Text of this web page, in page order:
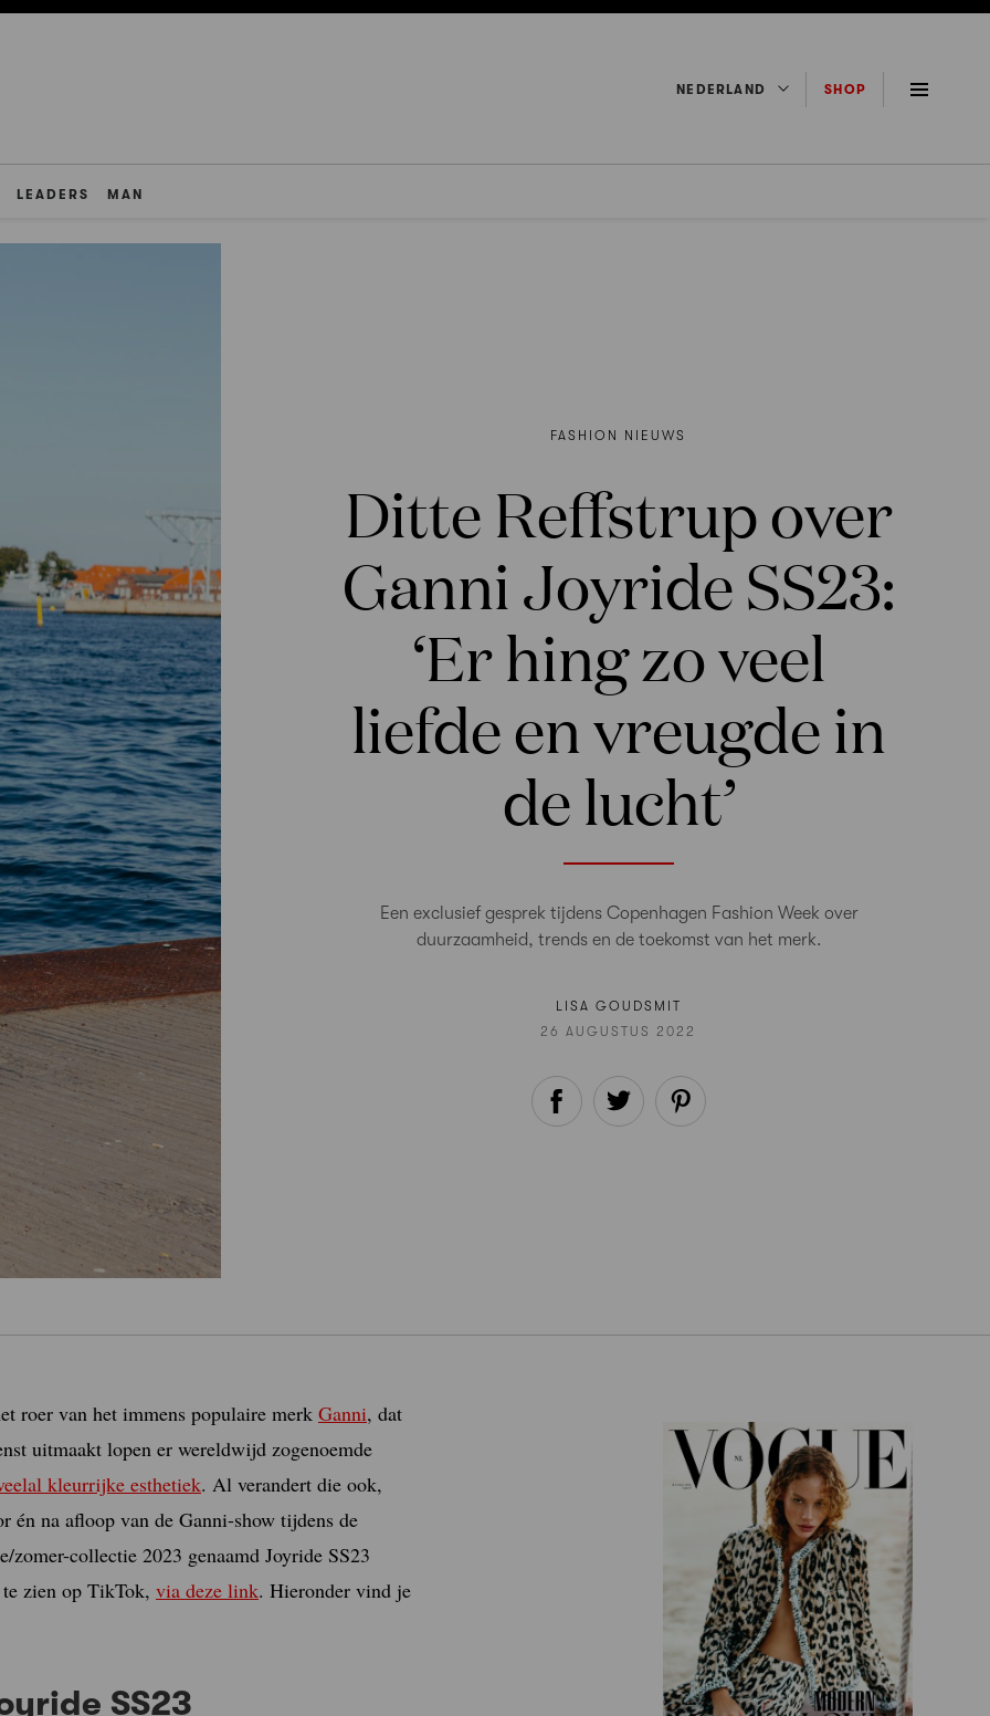
NEDERLAND SHOP
LEADERS MAN
FASHION NIEUWS
Ditte Reffstrup over
Ganni Joyride SS23:
‘Er hing zo veel
liefde en vreugde in
de lucht’
Een exclusief gesprek tijdens Copenhagen Fashion Week over
duurzaamheid, trends en de toekomst van het merk.
LISA GOUDSMIT
26 AUGUSTUS 2022
roer van het immens populaire merk Ganni, dat
uitmaakt lopen er wereldwijd zogenoemde
kleurrijke esthetiek. Al verandert die ook,
én na afloop van de Ganni-show tijdens de
zomer-collectie 2023 genaamd Joyride SS23
te zien op TikTok, via deze link. Hieronder vind je
SS23